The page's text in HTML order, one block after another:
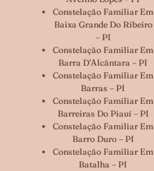
Constelação Familiar Em
Baixa Grande Do Ribeiro
– PI
Constelação Familiar Em
Barra D’Alcântara – PI
Constelação Familiar Em
Barras – PI
Constelação Familiar Em
Barreiras Do Piauí – PI
Constelação Familiar Em
Barro Duro – PI
Constelação Familiar Em
Batalha – PI